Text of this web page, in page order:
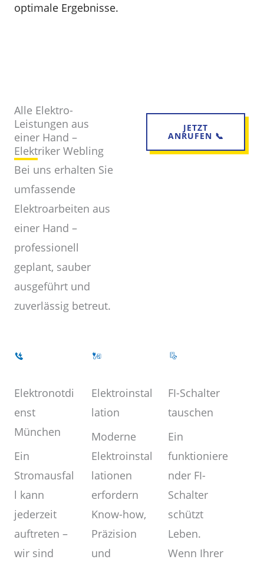
optimale Ergebnisse.
Alle Elektro-
Leistungen aus
einer Hand –
Elektriker Webling
Bei uns erhalten Sie
umfassende
Elektroarbeiten aus
einer Hand –
professionell
geplant, sauber
ausgeführt und
zuverlässig betreut.
JETZT
ANRUFEN 📞
Elektronotdi
enst
München
Ein
Stromausfal
l kann
jederzeit
auftreten –
wir sind
Elektroinstal
lation
Moderne
Elektroinstal
lationen
erfordern
Know-how,
Präzision
und
FI-Schalter
tauschen
Ein
funktioniere
nder FI-
Schalter
schützt
Leben.
Wenn Ihrer